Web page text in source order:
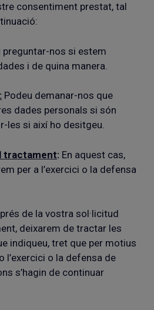
consentiment prestat, tal
preguntar-nos si estem
i de quina manera.
Podeu demanar-nos que
dades personals si són
les si així ho desitgeu.
tractament: En aquest cas,
per a l’exercici o la defensa
de la vostra sol·licitud
deixarem de tractar les
indiqueu, tret que per motius
o la defensa de
s’hagin de continuar